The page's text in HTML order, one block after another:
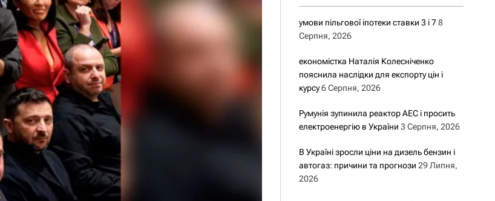
у
умови пільгової іпотеки ставки 3 і 7 8
Серпня, 2026
економістка Наталія Колесніченко
пояснила наслідки для експорту цін і
курсу 6 Серпня, 2026
Румунія зупинила реактор АЕС і просить
електроенергію в України 3 Серпня, 2026
В Україні зросли ціни на дизель бензин і
автогаз: причини та прогнози 29 Липня,
2026